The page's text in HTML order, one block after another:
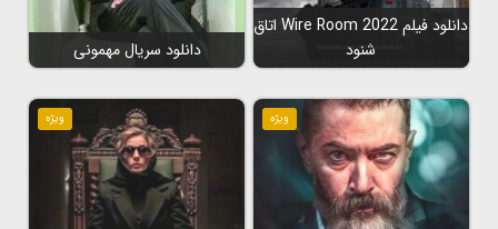
دانلود فیلم Wire Room 2022 اتاق
شنود
دانلود سریال مهمونی
ویژه ویژه